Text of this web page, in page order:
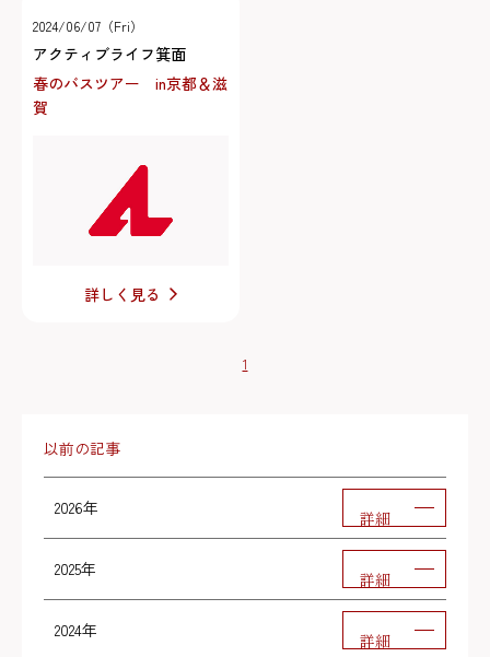
2024/06/07（Fri）
アクティブライフ箕面
春のバスツアー in京都＆滋
賀
詳しく見る
1
以前の記事
2026年 詳細
2025年 詳細
2024年 詳細